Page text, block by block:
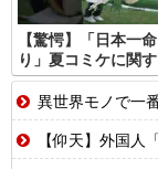
【驚愕】「日本一
り」夏コミケに関
異世界モノで一
【仰天】外国人「築地